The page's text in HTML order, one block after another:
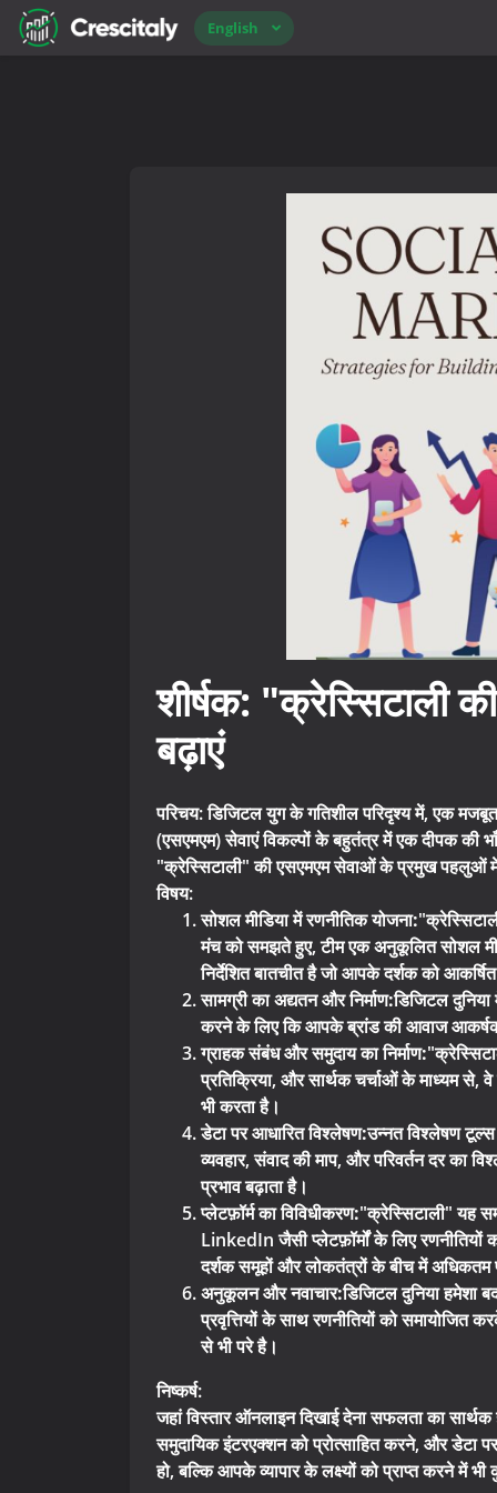
English
शीर्षक: "क्रेस्सिटाली
बढ़ाएं
परिचय: डिजिटल युग के गतिशील परिदृश्य में, एक
(एसएमएम) सेवाएं विकल्पों के बहुतंत्र में एक दीपक की
"क्रेस्सिटाली" की एसएमएम सेवाओं के प्रमुख पहलुओं
विषय:
सोशल मीडिया में रणनीतिक योजना:
मंच को समझते हुए, टीम एक अनुकूलित सोशल
निर्देशित बातचीत है जो आपके दर्शक को
सामग्री का अद्यतन और निर्माण:डिजिटल
करने के लिए कि आपके ब्रांड की आवाज
ग्राहक संबंध और समुदाय का निर्माण:
प्रतिक्रिया, और सार्थक चर्चाओं के माध्यम से,
भी करता है।
डेटा पर आधारित विश्लेषण:उन्नत विश्लेषण टूल्स
व्यवहार, संवाद की माप, और परिवर्तन दर
प्रभाव बढ़ाता है।
प्लेटफ़ॉर्म का विविधीकरण:"क्रेस्सिटाली" यह
LinkedIn जैसी प्लेटफ़ॉर्मों के लिए रणनीतियों
दर्शक समूहों और लोकतंत्रों के बीच में अधिकतम
अनुकूलन और नवाचार:डिजिटल दुनिया हमेशा
प्रवृत्तियों के साथ रणनीतियों को
से भी परे है।
निष्कर्ष:
जहां विस्तार ऑनलाइन दिखाई देना सफलता का
समुदायिक इंटरएक्शन को प्रोत्साहित करने, और
हो, बल्कि आपके व्यापार के लक्ष्यों को प्राप्त करने में